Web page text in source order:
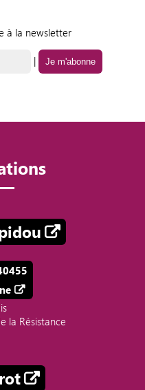
à la newsletter
|
la Résistance